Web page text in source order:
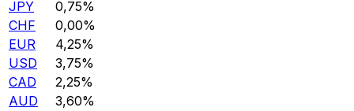
JPY
0,75%
CHF
0,00%
EUR
4,25%
USD
3,75%
CAD
2,25%
AUD
3,60%